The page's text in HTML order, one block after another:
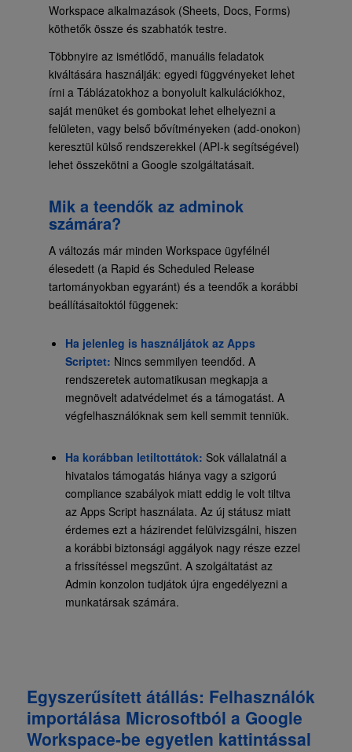
Workspace alkalmazások (Sheets, Docs, Forms)
köthetők össze és szabhatók testre.
Többnyire az ismétlődő, manuális feladatok
kiváltására használják: egyedi függvényeket lehet
írni a Táblázatokhoz a bonyolult kalkulációkhoz,
saját menüket és gombokat lehet elhelyezni a
felületen, vagy belső bővítményeken (add-onokon)
keresztül külső rendszerekkel (API-k segítségével)
lehet összekötni a Google szolgáltatásait.
Mik a teendők az adminok
számára?
A változás már minden Workspace ügyfélnél
élesedett (a Rapid és Scheduled Release
tartományokban egyaránt) és a teendők a korábbi
beállításaitoktól függenek:
Ha jelenleg is használjátok az Apps
Scriptet: Nincs semmilyen teendőd. A
rendszeretek automatikusan megkapja a
megnövelt adatvédelmet és a támogatást. A
végfelhasználóknak sem kell semmit tenniük.
Ha korábban letiltottátok: Sok vállalatnál a
hivatalos támogatás hiánya vagy a szigorú
compliance szabályok miatt eddig le volt tiltva
az Apps Script használata. Az új státusz miatt
érdemes ezt a házirendet felülvizsgálni, hiszen
a korábbi biztonsági aggályok nagy része ezzel
a frissítéssel megszűnt. A szolgáltatást az
Admin konzolon tudjátok újra engedélyezni a
munkatársak számára.
Egyszerűsített átállás: Felhasználók
importálása Microsoftból a Google
Workspace-be egyetlen kattintással